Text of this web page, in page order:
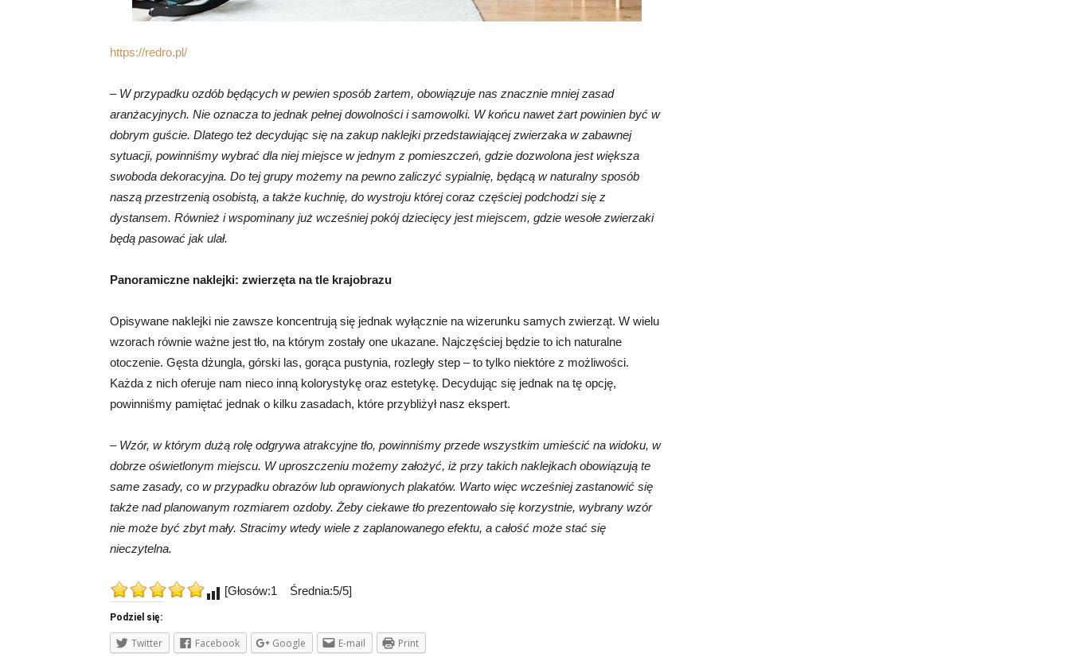
https://redro.pl/
– W przypadku ozdób będących w pewien sposób żartem, obowiązuje nas znacznie mniej zasad
aranżacyjnych. Nie oznacza to jednak pełnej dowolności i samowolki. W końcu nawet żart powinien być w
dobrym guście. Dlatego też decydując się na zakup naklejki przedstawiającej zwierzaka w zabawnej
sytuacji, powinniśmy wybrać dla niej miejsce w jednym z pomieszczeń, gdzie dozwolona jest większa
swoboda dekoracyjna. Do tej grupy możemy na pewno zaliczyć sypialnię, będącą w naturalny sposób
naszą przestrzenią osobistą, a także kuchnię, do wystroju której coraz częściej podchodzi się z
dystansem. Również i wspominany już wcześniej pokój dziecięcy jest miejscem, gdzie wesołe zwierzaki
będą pasować jak ulał.
Panoramiczne naklejki: zwierzęta na tle krajobrazu
Opisywane naklejki nie zawsze koncentrują się jednak wyłącznie na wizerunku samych zwierząt. W wielu
wzorach równie ważne jest tło, na którym zostały one ukazane. Najczęściej będzie to ich naturalne
otoczenie. Gęsta dżungla, górski las, gorąca pustynia, rozległy step – to tylko niektóre z możliwości.
Każda z nich oferuje nam nieco inną kolorystykę oraz estetykę. Decydując się jednak na tę opcję,
powinniśmy pamiętać jednak o kilku zasadach, które przybliżył nasz ekspert.
– Wzór, w którym dużą rolę odgrywa atrakcyjne tło, powinniśmy przede wszystkim umieścić na widoku, w
dobrze oświetlonym miejscu. W uproszczeniu możemy założyć, iż przy takich naklejkach obowiązują te
same zasady, co w przypadku obrazów lub oprawionych plakatów. Warto więc wcześniej zastanowić się
także nad planowanym rozmiarem ozdoby. Żeby ciekawe tło prezentowało się korzystnie, wybrany wzór
nie może być zbyt mały. Stracimy wtedy wiele z zaplanowanego efektu, a całość może stać się
nieczytelna.
[Głosów:1 Średnia:5/5]
Podziel się:
Twitter Facebook Google E-mail Print